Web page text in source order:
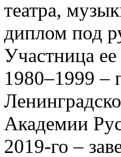
театра,
диплом под
Участница
1980–1999 –
Академии
2019-го –